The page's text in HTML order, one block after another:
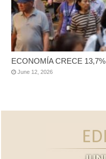
ECONOMÍA CRECE 13,7%
June 12, 2026